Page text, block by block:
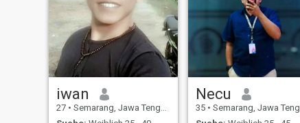
iwan
27 • Semarang, Jawa Tengah, Indonesien
Necu
35 • Semarang, Jawa Tengah, Indonesien